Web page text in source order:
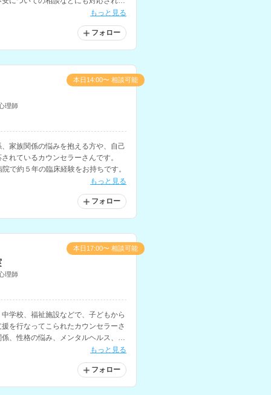
もっと見る
フォロー
理師
家族関係の悩みを抱える方や、自己
れているカウンセラーさんです。
で約５年の臨床経験をお持ちです。
もっと見る
フォロー
本日14:00〜 相談可能
理師
学校、福祉施設などで、子どもから
を行なってこられたカウンセラーさ
、性格の悩み、メンタルヘルス、う
もっと見る
フォロー
本日17:00〜 相談可能